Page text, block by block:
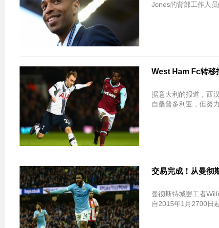
Jones的背部工作人
West Ham Fc转移
据意大利的报道，西
自桑普多利亚，但努
交易完成！从曼彻
曼彻斯特城罢工者
自2015年1月2700日